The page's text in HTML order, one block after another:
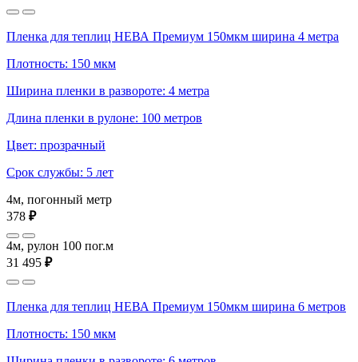
Пленка для теплиц НЕВА Премиум 150мкм ширина 4 метра
Плотность: 150 мкм
Ширина пленки в развороте: 4 метра
Длина пленки в рулоне: 100 метров
Цвет: прозрачный
Срок службы: 5 лет
4м, погонный метр
378 ₽
4м, рулон 100 пог.м
31 495 ₽
Пленка для теплиц НЕВА Премиум 150мкм ширина 6 метров
Плотность: 150 мкм